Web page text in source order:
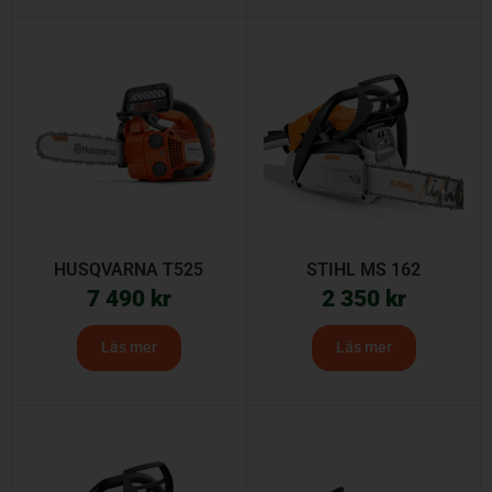
HUSQVARNA T525
7 490 kr
Läs mer
STIHL MS 162
2 350 kr
Läs mer